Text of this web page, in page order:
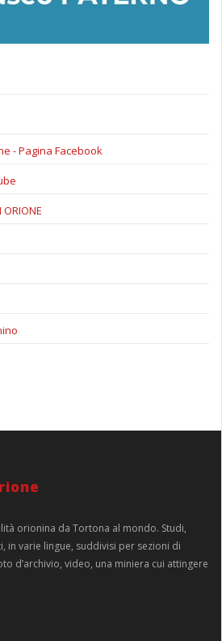
- Pagina Facebook
orionina da Tortona al mondo. Studi,
in varie lingue, suddivisi per sezioni di
d’archivio, video, una miniera cui attingere